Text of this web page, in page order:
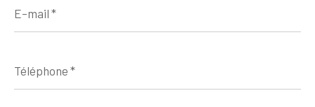
mail
*
*